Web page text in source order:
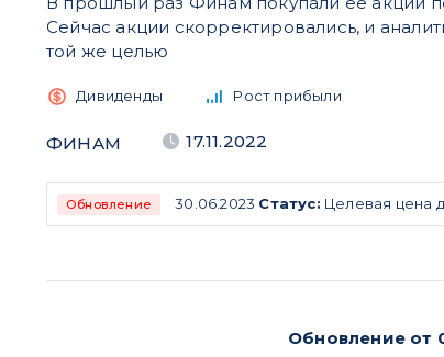
Сейчас акции скорректировались, и
той же целью
Дивиденды Рост прибыли
ФИНАМ 17.11.2022
Обновление 30.06.2023 Статус: Целевая цена
Обновление от